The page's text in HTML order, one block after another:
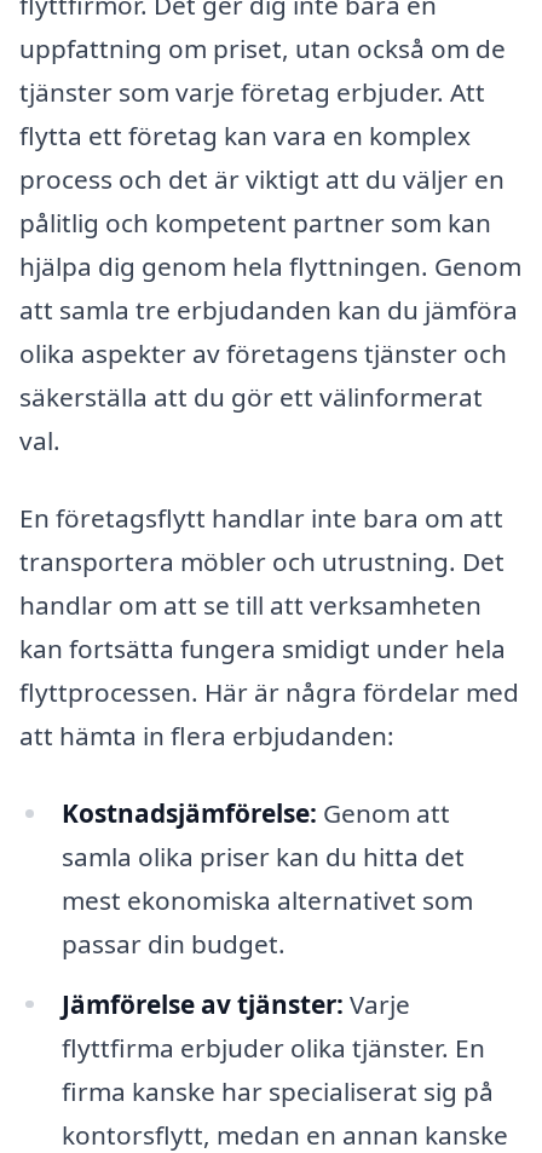
uppfattning om priset, utan också om de
tjänster som varje företag erbjuder. Att
flytta ett företag kan vara en komplex
process och det är viktigt att du väljer en
pålitlig och kompetent partner som kan
hjälpa dig genom hela flyttningen. Genom
att samla tre erbjudanden kan du jämföra
olika aspekter av företagens tjänster och
säkerställa att du gör ett välinformerat
val.
En företagsflytt handlar inte bara om att
transportera möbler och utrustning. Det
handlar om att se till att verksamheten
kan fortsätta fungera smidigt under hela
flyttprocessen. Här är några fördelar med
att hämta in flera erbjudanden:
Kostnadsjämförelse: Genom att
samla olika priser kan du hitta det
mest ekonomiska alternativet som
passar din budget.
Jämförelse av tjänster: Varje
flyttfirma erbjuder olika tjänster. En
firma kanske har specialiserat sig på
kontorsflytt, medan en annan kanske